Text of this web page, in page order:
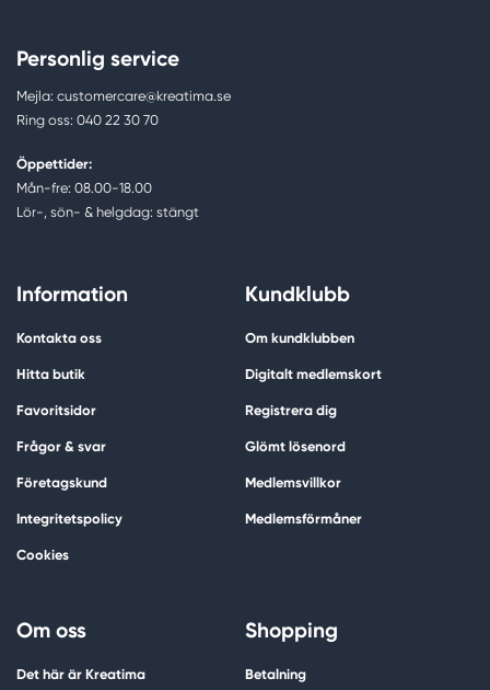
Personlig service
Mejla: customercare@kreatima.se
Ring oss: 040 22 30 70
Öppettider:
Mån-fre: 08.00-18.00
Lör-, sön- & helgdag: stängt
Information
Kontakta oss
Hitta butik
Favoritsidor
Frågor & svar
Företagskund
Integritetspolicy
Cookies
Kundklubb
Om kundklubben
Digitalt medlemskort
Registrera dig
Glömt lösenord
Medlemsvillkor
Medlemsförmåner
Om oss
Det här är Kreatima
Shopping
Betalning